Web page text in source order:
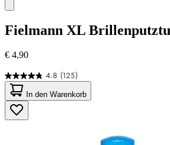
Fielmann XL
€ 4,90
4.8 (125)
4.8
von
5
Sternen.
125
In den Warenkorb